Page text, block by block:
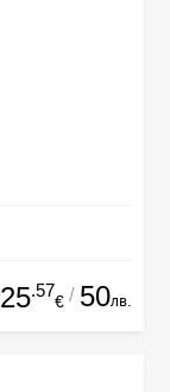
25.57
€ / 50лв.